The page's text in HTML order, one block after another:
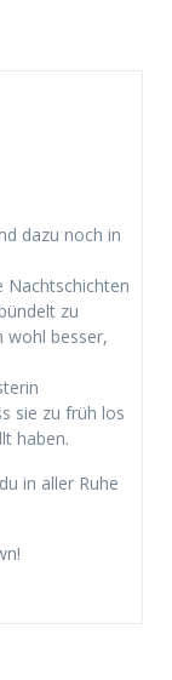
dazu noch in
Nachtschichten
zu
wohl besser,
sie zu früh los
haben.
in aller Ruhe